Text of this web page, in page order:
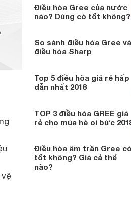
nên hay không nên mua
về sử dụng.
Điều hòa Gree của nước
nào? Dùng có tốt không?
So sánh điều hòa Gree và
điều hòa Sharp
Top 5 điều hòa giá rẻ hấp
dẫn nhất 2018
TOP 3 điều hòa GREE giá
rẻ cho mùa hè oi bức
Điều hòa âm trần Gree có
tốt không? Giá cả thế
nào?